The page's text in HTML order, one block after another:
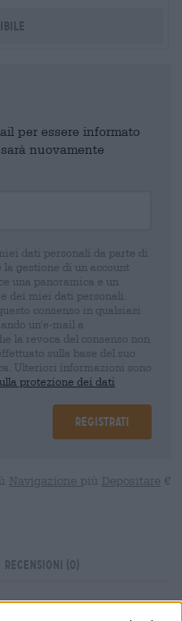
per essere informato
nuovamente
dati personali da parte di
gestione di un account
una panoramica e un
dei miei dati personali.
consenso in qualsiasi
un'e-mail a
la revoca del consenso non
sulla base del suo
Ulteriori informazioni sono
protezione dei dati
Registrati
Navigazione più Depositare €
Recensioni (0)